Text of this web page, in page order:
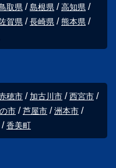
取県 島根県
高知県
賀県 長崎県
熊本県
穂市 加古川市
西宮市
市 芦屋市
洲本市
香美町